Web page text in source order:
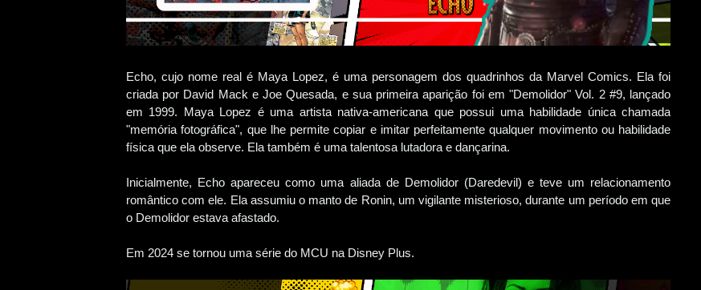
Echo, cujo nome real é Maya Lopez, é uma personagem dos quadrinhos da Marvel Comics. Ela foi
criada por David Mack e Joe Quesada, e sua primeira aparição foi em "Demolidor" Vol. 2 #9, lançado
em 1999. Maya Lopez é uma artista nativa-americana que possui uma habilidade única chamada
"memória fotográfica", que lhe permite copiar e imitar perfeitamente qualquer movimento ou habilidade
física que ela observe. Ela também é uma talentosa lutadora e dançarina.
Inicialmente, Echo apareceu como uma aliada de Demolidor (Daredevil) e teve um relacionamento
romântico com ele. Ela assumiu o manto de Ronin, um vigilante misterioso, durante um período em que
o Demolidor estava afastado.
Em 2024 se tornou uma série do MCU na Disney Plus.